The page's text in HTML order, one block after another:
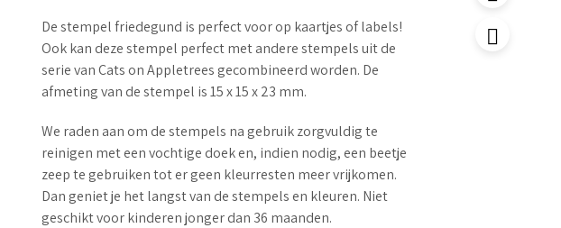
De stempel friedegund is perfect voor op kaartjes of labels!
Ook kan deze stempel perfect met andere stempels uit de
serie van Cats on Appletrees gecombineerd worden. De
afmeting van de stempel is 15 x 15 x 23 mm.
We raden aan om de stempels na gebruik zorgvuldig te
reinigen met een vochtige doek en, indien nodig, een beetje
zeep te gebruiken tot er geen kleurresten meer vrijkomen.
Dan geniet je het langst van de stempels en kleuren. Niet
geschikt voor kinderen jonger dan 36 maanden.